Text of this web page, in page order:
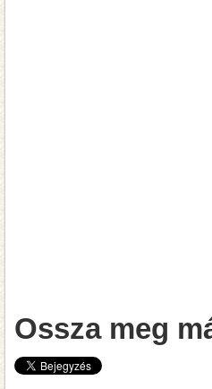
Ossza meg